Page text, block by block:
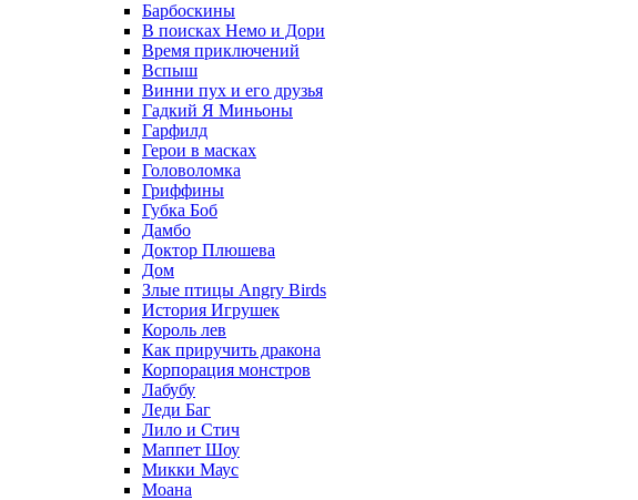
Барбоскины
В поисках Немо и Дори
Время приключений
Вспыш
Винни пух и его друзья
Гадкий Я Миньоны
Гарфилд
Герои в масках
Головоломка
Гриффины
Губка Боб
Дамбо
Доктор Плюшева
Дом
Злые птицы Angry Birds
История Игрушек
Король лев
Как приручить дракона
Корпорация монстров
Лабубу
Леди Баг
Лило и Стич
Маппет Шоу
Микки Маус
Моана